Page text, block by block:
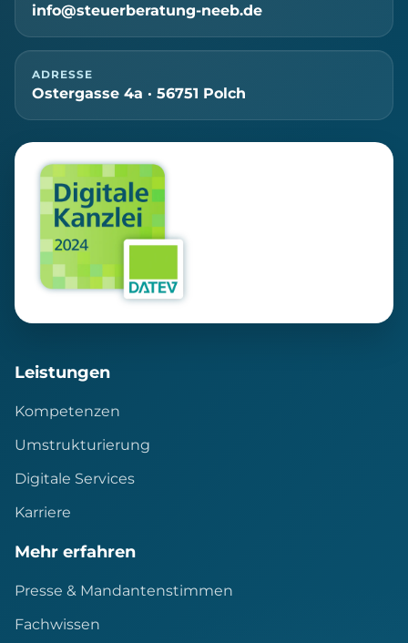
info@steuerberatung-neeb.de
ADRESSE
Ostergasse 4a · 56751 Polch
Leistungen
Kompetenzen
Umstrukturierung
Digitale Services
Karriere
Mehr erfahren
Presse & Mandantenstimmen
Fachwissen